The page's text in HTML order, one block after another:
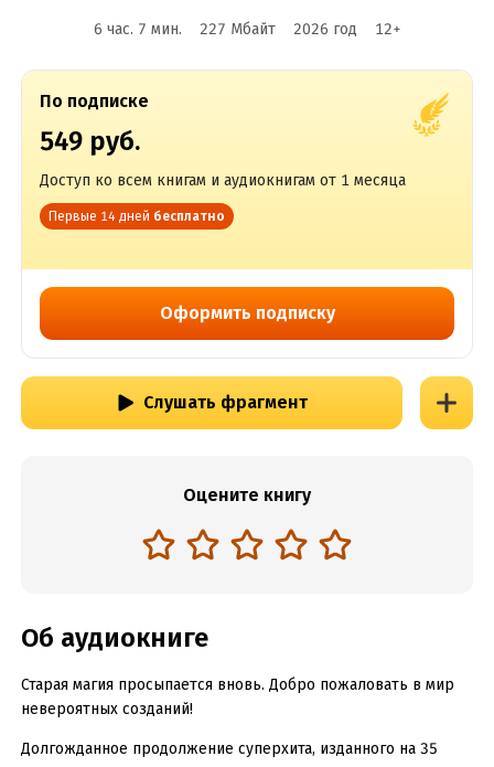
6 час. 7 мин. 227 Мбайт 2026 год 12+
По подписке
549 руб.
Доступ ко всем книгам и аудиокнигам от 1 месяца
Первые 14 дней бесплатно
Оформить подписку
Слушать фрагмент
Оцените книгу
Об аудиокниге
Старая магия просыпается вновь. Добро пожаловать в мир
невероятных созданий!
Долгожданное продолжение суперхита, изданного на 35